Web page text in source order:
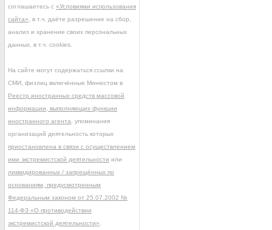
соглашаетесь с «Условиями использования
сайта» , в т.ч. даёте разрешение на сбор,
анализ и хранение своих персональных
данных, в т.ч. cookies.
На сайте могут содержаться ссылки на
СМИ, физлиц включённые Минюстом в
Реестр иностранных средств массовой
информации, выполняющих функции
иностранного агента , упоминания
организаций деятельность которых
приостановлена в связи с осуществлением
ими экстремистской деятельности или
ликвидированных / запрещённых по
основаниям, предусмотренным
Федеральным законом от 25.07.2002 №
114-ФЗ «О противодействии
экстремистской деятельности»